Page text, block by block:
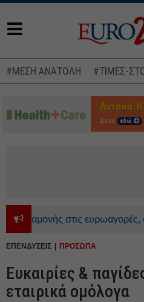
#ΜΕΣΗ ΑΝΑΤΟΛΗ #ΤΙΜΕΣ-
Δείτε εδώ
στις ευρωαγορές, στο
ΕΠΕΝΔΥΣΕΙΣ ΠΡΟΣΩΠΑ
Ευκαιρίες &
εταιρικά ομόλογα